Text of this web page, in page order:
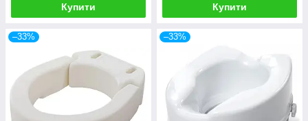
Купити Купити
–33% –33%